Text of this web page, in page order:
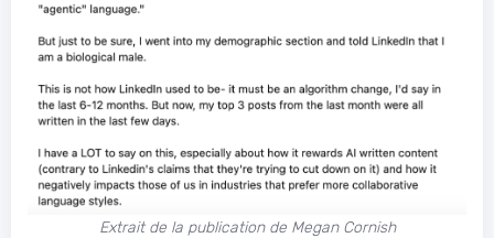
Extrait de la publication de Megan Cornish